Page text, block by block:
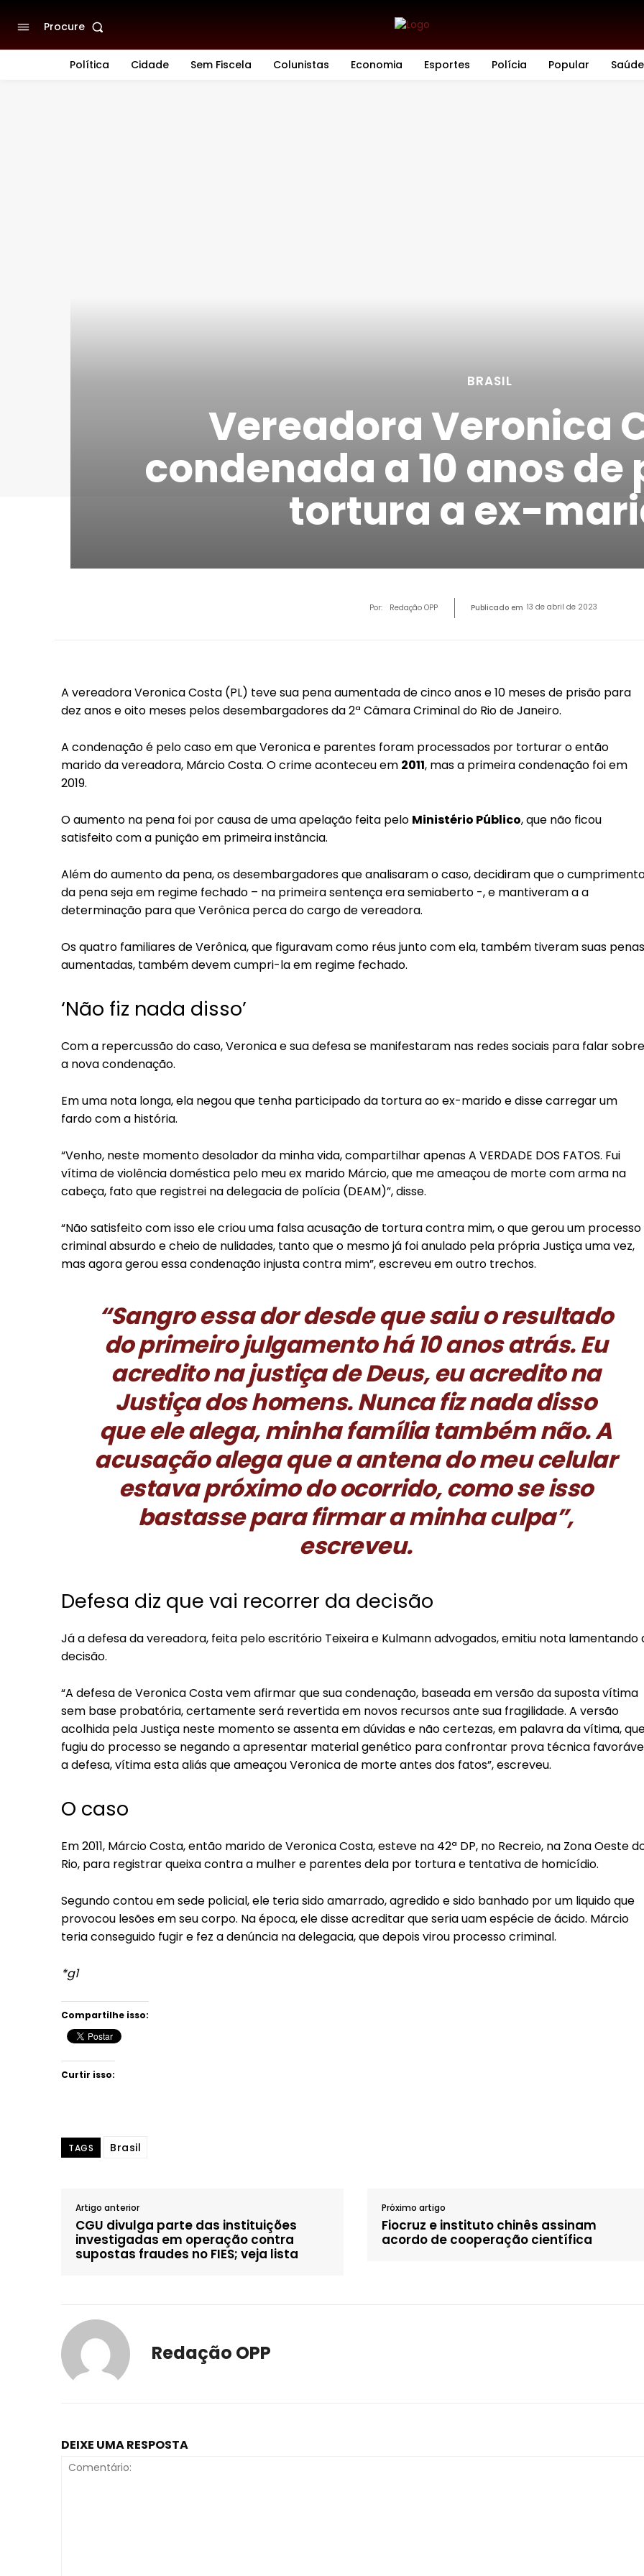
Procure
Política Cidade Sem Fiscela Colunistas Economia Esportes Polícia Popular Saúde
BRASIL
Vereadora Veronica
condenada a 10 anos de
tortura a ex-
Por: Redação OPP Publicado em 13 de abril de 2023
A vereadora Veronica Costa (PL) teve sua pena aumentada de cinco anos e 10 meses de prisão para
dez anos e oito meses pelos desembargadores da 2ª Câmara Criminal do Rio de Janeiro.
A condenação é pelo caso em que Veronica e parentes foram processados por torturar o então
marido da vereadora, Márcio Costa. O crime aconteceu em 2011, mas a primeira condenação foi em
2019.
O aumento na pena foi por causa de uma apelação feita pelo Ministério Público, que não ficou
satisfeito com a punição em primeira instância.
Além do aumento da pena, os desembargadores que analisaram o caso, decidiram que o
da pena seja em regime fechado – na primeira sentença era semiaberto -, e mantiveram a a
determinação para que Verônica perca do cargo de vereadora.
Os quatro familiares de Verônica, que figuravam como réus junto com ela, também tiveram suas penas
aumentadas, também devem cumpri-la em regime fechado.
‘Não fiz nada disso’
Com a repercussão do caso, Veronica e sua defesa se manifestaram nas redes sociais para falar sobre
a nova condenação.
Em uma nota longa, ela negou que tenha participado da tortura ao ex-marido e disse carregar um
fardo com a história.
“Venho, neste momento desolador da minha vida, compartilhar apenas A VERDADE DOS FATOS. Fui
vítima de violência doméstica pelo meu ex marido Márcio, que me ameaçou de morte com arma na
cabeça, fato que registrei na delegacia de polícia (DEAM)”, disse.
“Não satisfeito com isso ele criou uma falsa acusação de tortura contra mim, o que gerou um processo
criminal absurdo e cheio de nulidades, tanto que o mesmo já foi anulado pela própria Justiça uma vez,
mas agora gerou essa condenação injusta contra mim”, escreveu em outro trechos.
“Sangro essa dor desde que saiu o resultado
do primeiro julgamento há 10 anos atrás. Eu
acredito na justiça de Deus, eu acredito na
Justiça dos homens. Nunca fiz nada disso
que ele alega, minha família também não. A
acusação alega que a antena do meu celular
estava próximo do ocorrido, como se isso
bastasse para firmar a minha culpa”,
escreveu.
Defesa diz que vai recorrer da decisão
Já a defesa da vereadora, feita pelo escritório Teixeira e Kulmann advogados, emitiu nota lamentando
decisão.
“A defesa de Veronica Costa vem afirmar que sua condenação, baseada em versão da suposta vítima
sem base probatória, certamente será revertida em novos recursos ante sua fragilidade. A versão
acolhida pela Justiça neste momento se assenta em dúvidas e não certezas, em palavra da vítima,
fugiu do processo se negando a apresentar material genético para confrontar prova técnica
a defesa, vítima esta aliás que ameaçou Veronica de morte antes dos fatos”, escreveu.
O caso
Em 2011, Márcio Costa, então marido de Veronica Costa, esteve na 42ª DP, no Recreio, na Zona Oeste
Rio, para registrar queixa contra a mulher e parentes dela por tortura e tentativa de homicídio.
Segundo contou em sede policial, ele teria sido amarrado, agredido e sido banhado por um liquido que
provocou lesões em seu corpo. Na época, ele disse acreditar que seria uam espécie de ácido. Márcio
teria conseguido fugir e fez a denúncia na delegacia, que depois virou processo criminal.
*g1
Compartilhe isso:
Curtir isso:
TAGS Brasil
Artigo anterior
CGU divulga parte das instituições
investigadas em operação contra
supostas fraudes no FIES; veja lista
Próximo artigo
Fiocruz e instituto chinês assinam
acordo de cooperação científica
Redação OPP
DEIXE UMA RESPOSTA